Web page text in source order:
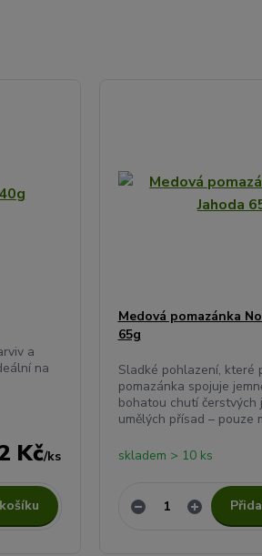
a
na
Kč/ks
Medová pomazánka
65g
Sladké pohlazení, které
pomazánka spojuje
bohatou chutí čerstvých
umělých přísad – pouze
skladem > 10 ks